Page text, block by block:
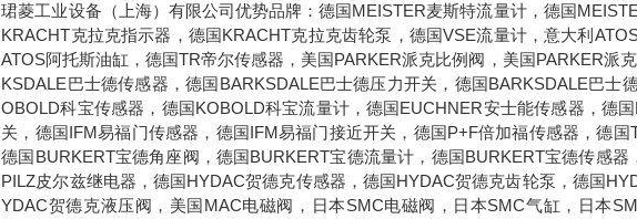
珺菱工业设备（上海）有限公司优势品牌：德国MEISTER麦斯特流量计，德国
KRACHT克拉克指示器，德国KRACHT克拉克齿轮泵，德国VSE流量计，意大利
ATOS阿托斯油缸，德国TR帝尔传感器，美国PARKER派克比例阀，美国PARKER派
KSDALE巴士德传感器，德国BARKSDALE巴士德压力开关，德国BARKSDALE巴士
OBOLD科宝传感器，德国KOBOLD科宝流量计，德国EUCHNER安士能传感器，德
关，德国IFM易福门传感器，德国IFM易福门接近开关，德国P+F倍加福传感器，德
德国BURKERT宝德角座阀，德国BURKERT宝德流量计，德国BURKERT宝德传感
PILZ皮尔兹继电器，德国HYDAC贺德克传感器，德国HYDAC贺德克齿轮泵，德国
YDAC贺德克液压阀，美国MAC电磁阀，日本SMC电磁阀，日本SMC气缸，日本